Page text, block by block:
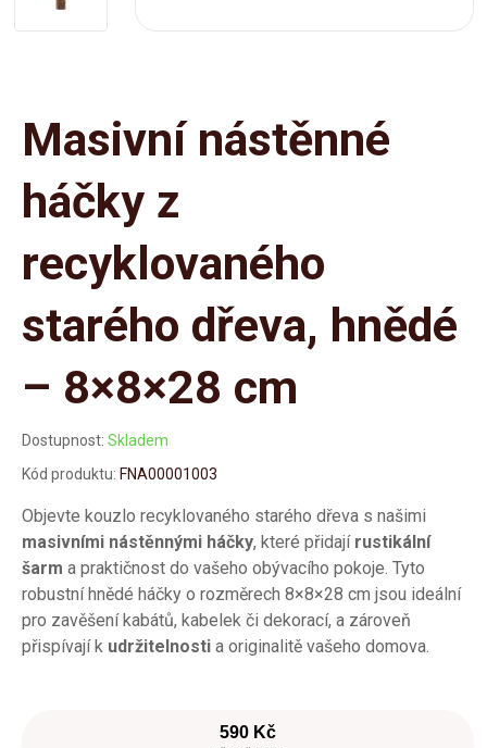
Masivní nástěnné
háčky z
recyklovaného
starého dřeva, hnědé
– 8×8×28 cm
Dostupnost: Skladem
Kód produktu: FNA00001003
Objevte kouzlo recyklovaného starého dřeva s našimi
masivními nástěnnými háčky, které přidají rustikální
šarm a praktičnost do vašeho obývacího pokoje. Tyto
robustní hnědé háčky o rozměrech 8×8×28 cm jsou ideální
pro zavěšení kabátů, kabelek či dekorací, a zároveň
přispívají k udržitelnosti a originalitě vašeho domova.
590 Kč